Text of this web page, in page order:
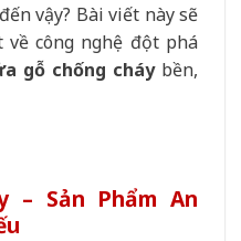
vậy? Bài viết này sẽ
công nghệ đột phá
gỗ chống cháybền,
– Sản Phẩm An